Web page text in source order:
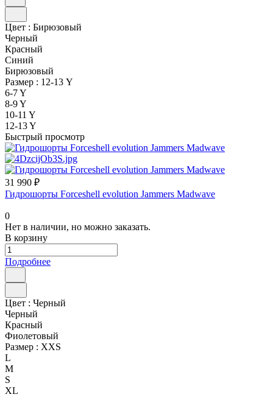
Цвет : Бирюзовый
Черный
Красный
Синий
Бирюзовый
Размер : 12-13 Y
6-7 Y
8-9 Y
10-11 Y
12-13 Y
Быстрый просмотр
31 990 ₽
Гидрошорты Forceshell evolution Jammers Madwave
0
Нет в наличии, но можно заказать.
В корзину
Подробнее
Цвет : Черный
Черный
Красный
Фиолетовый
Размер : XXS
L
M
S
XL